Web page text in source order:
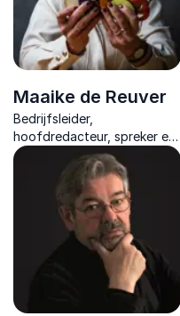
Maaike de Reuver
Bedrijfsleider,
hoofdredacteur, spreker en
dagvoorzitter die haar
kennis deelt met een globaal
publiek. Van trends
herkennen tot vernieuwing
stimuleren.